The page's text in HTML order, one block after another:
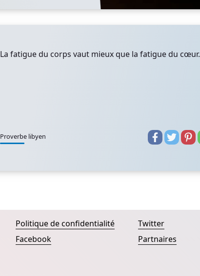
La fatigue du corps vaut mieux que la fatigue du cœur.
Proverbe libyen
Politique de confidentialité
Facebook
Twitter
Partnaires